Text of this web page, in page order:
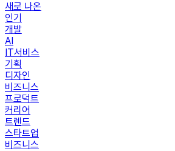
새로 나온
인기
개발
AI
IT서비스
기획
디자인
비즈니스
프로덕트
커리어
트렌드
스타트업
비즈니스